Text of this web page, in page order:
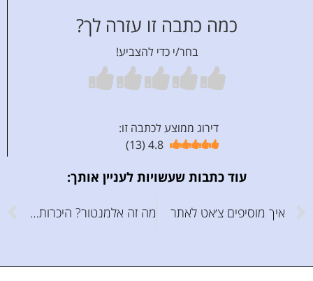
כמה כתבה זו עזרה לך?
בחר/י כדי להצביע!
דירוג ממוצע לכתבה זו:
4.8
(
13
)
עוד כתבות שעשויות לעניין אותך:
איך מוסיפים צ׳אט לאתר מה זה אלמנטור? היכרות עם התוסף שבעזרתו תבנו אתר מדהים